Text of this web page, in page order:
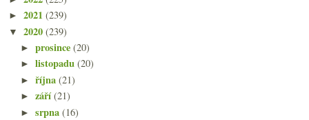
► 2021 (239)
▼ 2020 (239)
►prosince(20)
►listopadu(20)
►října(21)
►září(21)
►srpna(16)